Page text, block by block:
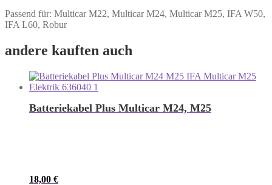
Passend für: Multicar M22, Multicar M24, Multicar M25, IFA W50,
IFA L60, Robur
andere kauften auch
Batteriekabel Plus Multicar M24, M25
18,00 €